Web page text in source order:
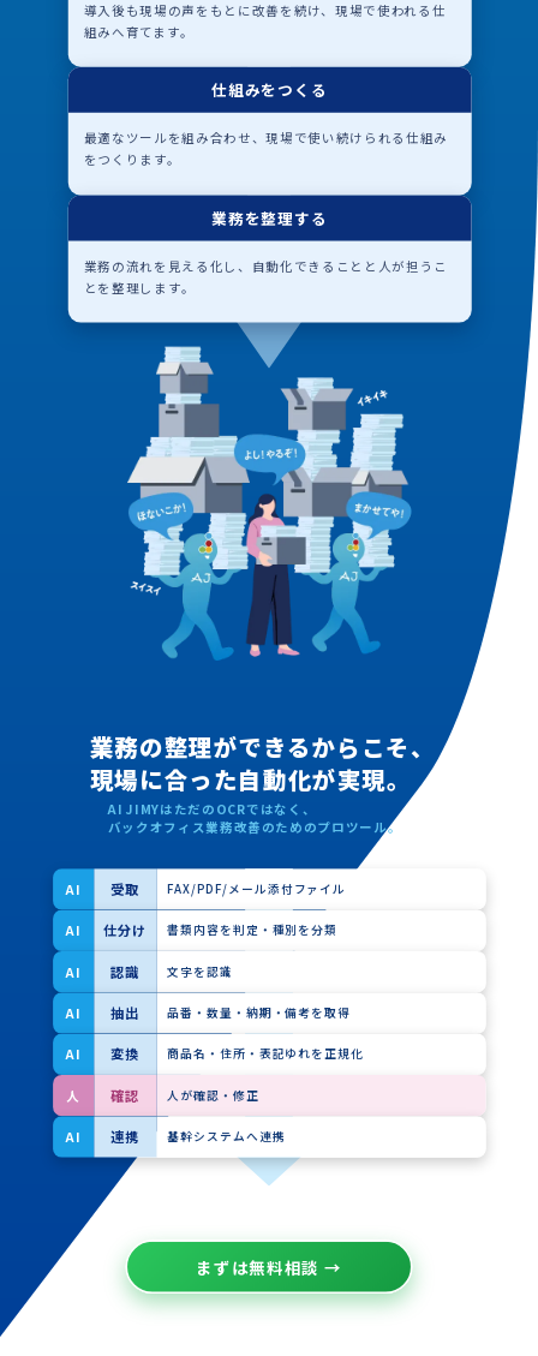
導入後も現場の声をもとに改善を続け、現場で使われる仕
組みへ育てます。
仕組みをつくる
最適なツールを組み合わせ、現場で使い続けられる仕組み
をつくります。
業務を整理する
業務の流れを見える化し、自動化できることと人が担うこ
とを整理します。
業務の整理ができるからこそ、
現場に合った自動化が実現。
AI JIMYはただのOCRではなく、
バックオフィス業務改善のためのプロツール。
AI 受取 FAX/PDF/メール添付ファイル
AI 仕分け 書類内容を判定・種別を分類
AI 認識 文字を認識
AI 抽出 品番・数量・納期・備考を取得
AI 変換 商品名・住所・表記ゆれを正規化
人 確認 人が確認・修正
AI 連携 基幹システムへ連携
まずは無料相談 →